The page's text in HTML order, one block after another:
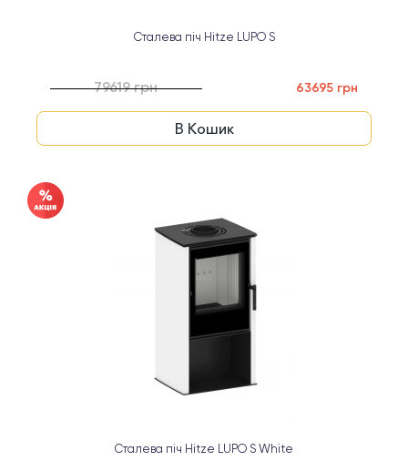
Сталева піч Hitze LUPO S
79619 грн 63695 грн
В Кошик
Сталева піч Hitze LUPO S White